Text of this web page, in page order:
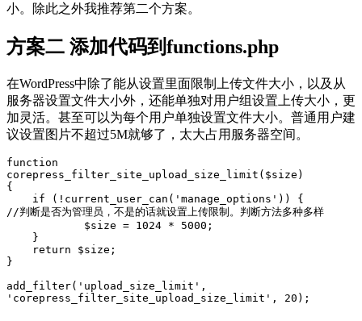
小。除此之外我推荐第二个方案。
方案二 添加代码到functions.php
在WordPress中除了能从设置里面限制上传文件大小，以及从
服务器设置文件大小外，还能单独对用户组设置上传大小，更
加灵活。甚至可以为每个用户单独设置文件大小。普通用户建
议设置图片不超过5M就够了，太大占用服务器空间。
function
corepress_filter_site_upload_size_limit($size)
{
//判断是否为管理员，不是的话就设置上传限制。判断方法多种多样
}
add_filter('upload_size_limit',
'corepress_filter_site_upload_size_limit', 20);